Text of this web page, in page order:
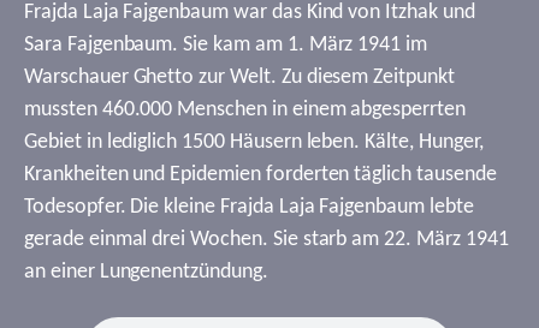
Frajda Laja Fajgenbaum war das Kind von Itzhak und
Sara Fajgenbaum. Sie kam am 1. März 1941 im
Warschauer Ghetto zur Welt. Zu diesem Zeitpunkt
mussten 460.000 Menschen in einem abgesperrten
Gebiet in lediglich 1500 Häusern leben. Kälte, Hunger,
Krankheiten und Epidemien forderten täglich tausende
Todesopfer. Die kleine Frajda Laja Fajgenbaum lebte
gerade einmal drei Wochen. Sie starb am 22. März 1941
an einer Lungenentzündung.